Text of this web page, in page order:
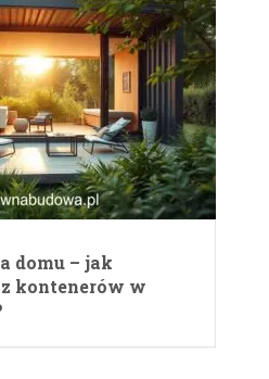
domu – jak
kontenerów w